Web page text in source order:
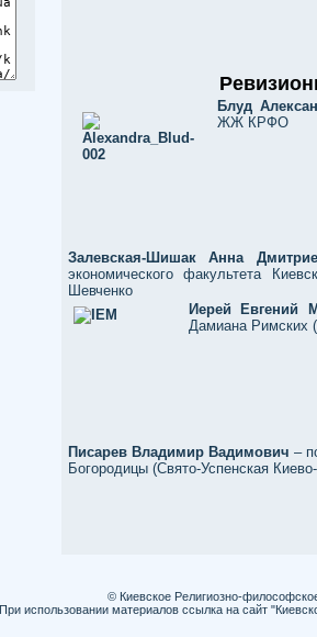
Блуд
ЖЖ КРФО
Залевская-Шишак Анна
экономического факультета
Шевченко
Иерей Евгений
Дамиана Римских
Писарев Владимир Вадимович –
Богородицы (Свято-Успенская
© Киевское Религиозно-
При использовании материалов ссылка на сайт